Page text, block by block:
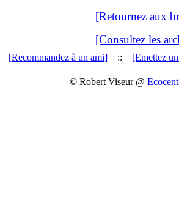
[Retournez aux
[Consultez les
[Recommandez à un ami] :: [Emettez
© Robert Viseur @